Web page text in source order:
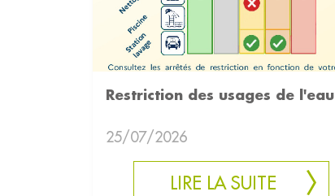
Restriction des usages de l'eau
25/07/2026
LIRE LA SUITE